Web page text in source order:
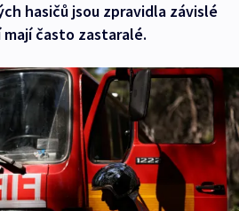
hasičů jsou zpravidla závislé
často zastaralé.